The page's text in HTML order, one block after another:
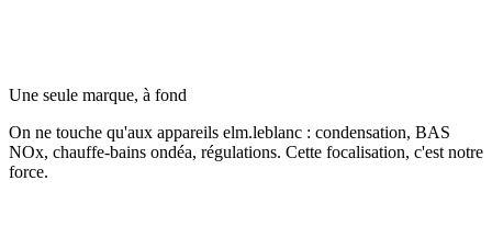
Une seule marque, à fond
On ne touche qu'aux appareils elm.leblanc : condensation, BAS
NOx, chauffe-bains ondéa, régulations. Cette focalisation, c'est notre
force.